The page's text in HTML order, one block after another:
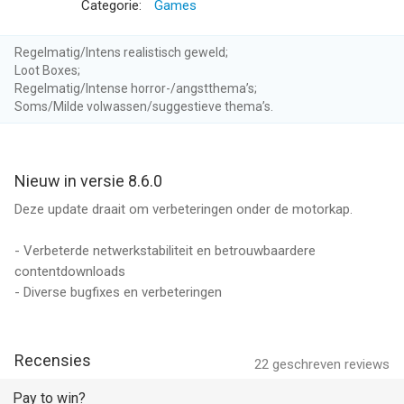
Denk je dat zombies gevaarlijk zijn? Test je
wedstrijden.
Daag zombiebazen uit
Verdedig jezelf tegen zombies die kunnen springen,
Bouw en personaliseer je basis
rivaliserende groepen. Vind overlevenden, verzamel materialen
overleven.
Volg ons op Facebook:
Als je een probleem hebt met dit spel, neem dan contact met
Categorie:
Games
Regelmatig/Intens realistisch geweld;
Loot Boxes;
Regelmatig/Intense horror-/angstthema’s;
Soms/Milde volwassen/suggestieve thema’s.
Nieuw in versie 8.6.0
Deze update draait om verbeteringen onder de motorkap.
- Verbeterde netwerkstabiliteit en betrouwbaardere
contentdownloads
- Diverse bugfixes en verbeteringen
22 geschreven reviews
Recensies
Pay to win?